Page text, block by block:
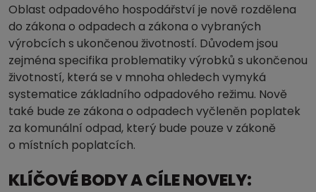
Oblast odpadového hospodářství je nově rozdělena
do zákona o odpadech a zákona o vybraných
výrobcích s ukončenou životností. Důvodem jsou
zejména specifika problematiky výrobků s ukončenou
životností, která se v mnoha ohledech vymyká
systematice základního odpadového režimu. Nově
také bude ze zákona o odpadech vyčleněn poplatek
za komunální odpad, který bude pouze v zákoně
o místních poplatcích.
KLÍČOVÉ BODY A CÍLE NOVELY: